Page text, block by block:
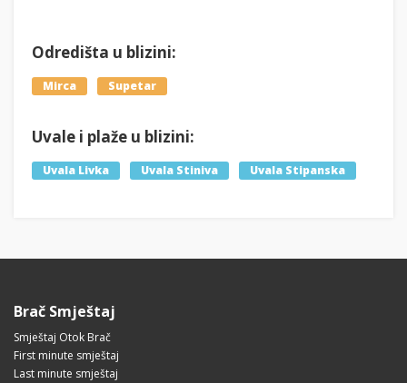
Odredišta u blizini:
Mirca Supetar
Uvale i plaže u blizini:
Uvala Livka Uvala Stiniva Uvala Stipanska
Brač Smještaj
Smještaj Otok Brač
First minute smještaj
Last minute smještaj